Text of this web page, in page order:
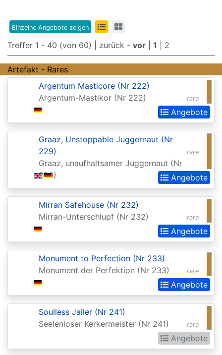
8th
Edition
9th
Edition
Adventures
the
Forgotten
Adventures
in
the
Forgotten
Realms:
Extras
Revolt
Aetherdrift
Aetherdrift:
Alara
Einzelne Angebote zeigen
Treffer 1 - 40 (von 60) | zurück - vor 1 2
Artefakt - Rares
rare
Argentum Masticore (Nr 222)
Argentum-Mastikor (Nr 222)
Angebote
rare
Graaz, Unstoppable Juggernaut (Nr
229)
Graaz, unaufhaltsamer Juggernaut (Nr
229)
Angebote
rare
Mirran Safehouse (Nr 232)
Mirran-Unterschlupf (Nr 232)
Angebote
rare
Monument to Perfection (Nr 233)
Monument der Perfektion (Nr 233)
Angebote
rare
Soulless Jailer (Nr 241)
Seelenloser Kerkermeister (Nr 241)
Angebote